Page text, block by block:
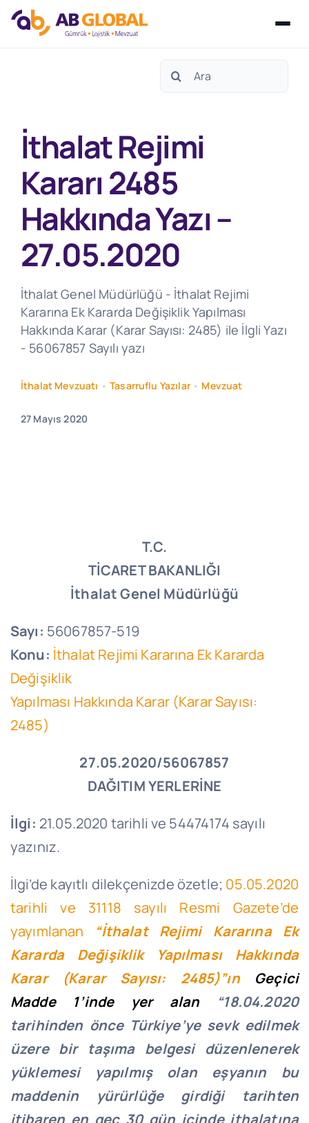
Search
İthalat Rejimi
Kararı 2485
Hakkında Yazı –
27.05.2020
İthalat Genel Müdürlüğü - İthalat Rejimi
Kararına Ek Kararda Değişiklik Yapılması
Hakkında Karar (Karar Sayısı: 2485) ile İlgli Yazı
- 56067857 Sayılı yazı
İthalat Mevzuatı •Tasarruflu Yazılar• Mevzuat
27 Mayıs 2020
T.C.
TİCARET BAKANLIĞI
İthalat Genel Müdürlüğü
Sayı: 56067857-519
Konu: İthalat Rejimi Kararına Ek Kararda
Değişiklik
Yapılması Hakkında Karar (Karar Sayısı:
2485)
27.05.2020/56067857
DAĞITIM YERLERİNE
İlgi: 21.05.2020 tarihli ve 54474174 sayılı
yazınız.
İlgi’de kayıtlı dilekçenizde özetle; 05.05.2020
tarihli ve 31118 sayılı Resmi Gazete’de
yayımlanan
“İthalat Rejimi Kararına Ek
Kararda Değişiklik Yapılması Hakkında
Karar (Karar Sayısı: 2485)”ın Geçici
Madde 1’inde yer alan “18.04.2020
tarihinden önce Türkiye’ye sevk edilmek
üzere bir taşıma belgesi düzenlenerek
yüklemesi yapılmış olan eşyanın bu
maddenin yürürlüğe girdiği tarihten
itibaren en geç 30 gün içinde ithalatına